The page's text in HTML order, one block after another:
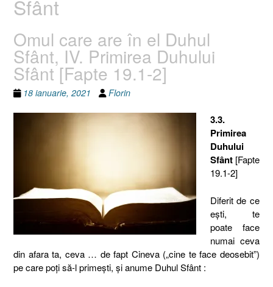
Sfânt
Omul care are în el Duhul
Sfânt, IV. Primirea Duhului
Sfânt [Fapte 19.1-2]
18 ianuarie, 2021 Florin
3.3.
Primirea
Duhului
Sfânt [Fapte
19.1-2]
Diferit de ce
eşti, te
poate face
numai ceva
din afara ta, ceva … de fapt Cineva („cine te face deosebit”)
pe care poţi să-l primeşti, şi anume Duhul Sfânt :